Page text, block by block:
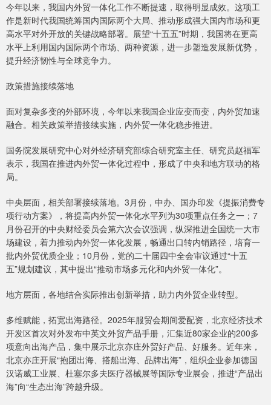
今年以来，我国内外贸一体化工作不断提速，取得明显成效。这项工
作是新时代我国统筹国内国际两个大局、推动形成强大国内市场和更
高水平对外开放的关键战略部署。展望“十五五”时期，我国将在更高
水平上利用国内国际两个市场、两种资源，进一步塑造发展新优势，
提升经济韧性与全球竞争力。
政策措施接续落地
面对复杂多变的外部环境，今年以来我国企业应变而变，内外贸加速
融合。相关政策举措接续实施，内外贸一体化稳步推进。
国务院发展研究中心对外经济研究部综合研究室主任、研究员赵福军
表示，我国在推进内外贸一体化过程中，形成了中央和地方联动的格
局。
中央层面，相关部署接续落地。3月份，中办、国办印发《提振消费专
项行动方案》，将提高内外贸一体化水平列为30项重点任务之一；7
月份召开的中央财经委员会第六次会议强调，纵深推进全国统一大市
场建设，着力推动内外贸一体化发展，畅通出口转内销路径，培育一
批内外贸优质企业；10月份，党的二十届四中全会审议通过“十五
五”规划建议，其中提出“推动市场多元化和内外贸一体化”。
地方层面，各地结合实际推出创新举措，助力内外贸企业转型。
多维赋能，拓宽出海路径。2025年服贸会期间爱配资，北京经济技术
开发区首次对外发布中英文外贸产品手册，汇集近80家企业的200多
项意向出海产品，集中展示北京亦庄外贸好产品、好服务。近年来，
北京亦庄开展“抱团出海、搭船出海、品牌出海”，组织企业参加德国
汉诺威工业展、杜塞尔多夫医疗器械展等国际专业展会，推进“产品出
海”向“生态出海”跨越升级。